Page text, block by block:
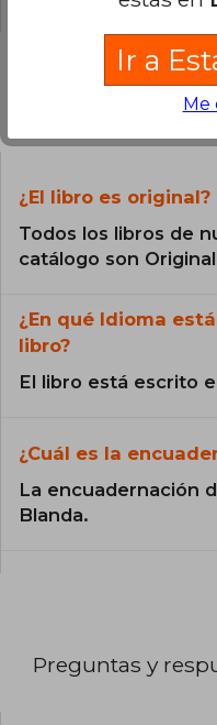
Preguntas
¿El libro es original?
Todos los libros de
catálogo son
¿En qué Idioma
libro?
El libro está escrito
¿Cuál es la
La encuadernación
Blanda.
Preguntas y
Ir a